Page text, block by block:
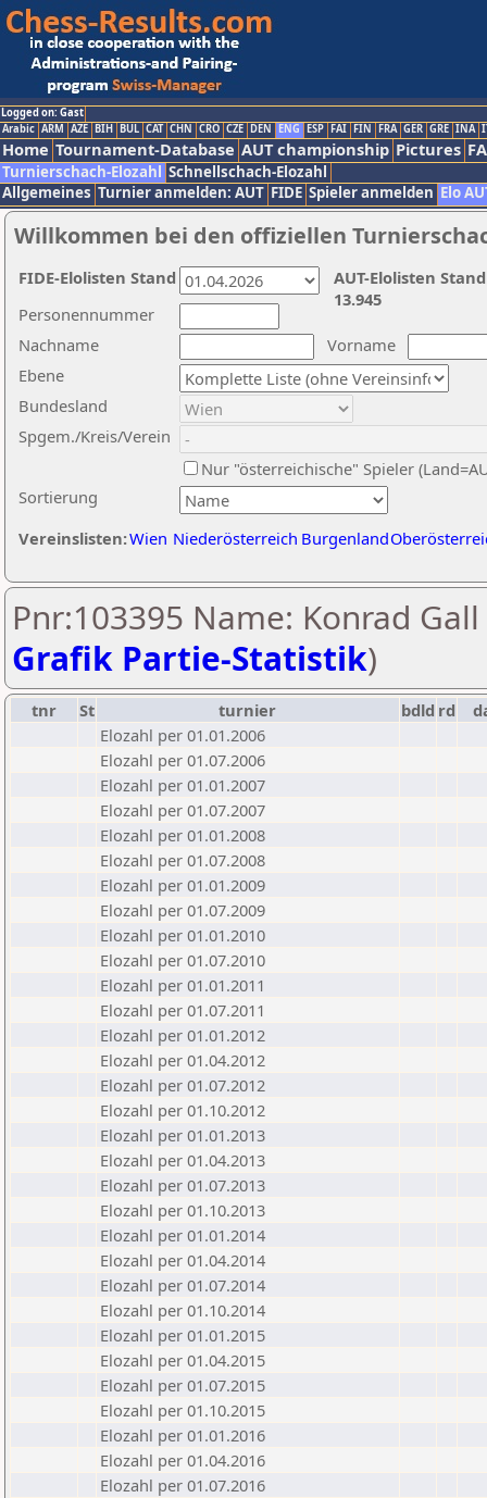
Logged on: Gast
Arabic ARM AZE BIH BUL CAT CHN CRO CZE DEN ENG ESP FAI FIN FRA GER GRE INA
Home Tournament-Database AUT championship Pictures
Turnierschach-Elozahl Schnellschach-Elozahl
Allgemeines Turnier anmelden: AUT FIDE Spieler anmelden Elo
Willkommen bei den offiziellen
Nachname
Vorname
Ebene
Sortierung
Personennummer
Bundesland
Spgem./Kreis/Verein
Nur "österreichische" Spieler
Vereinslisten:Wien Niederösterreich Burgenland
AUT-Elolisten
13.945
FIDE-Elolisten Stand
Pnr:103395 Name: Konrad Gall
Grafik Partie-Statistik)
tnr St turnier bdld rd
Elozahl per 01.01.2006
Elozahl per 01.07.2006
Elozahl per 01.01.2007
Elozahl per 01.07.2007
Elozahl per 01.01.2008
Elozahl per 01.07.2008
Elozahl per 01.01.2009
Elozahl per 01.07.2009
Elozahl per 01.01.2010
Elozahl per 01.07.2010
Elozahl per 01.01.2011
Elozahl per 01.07.2011
Elozahl per 01.01.2012
Elozahl per 01.04.2012
Elozahl per 01.07.2012
Elozahl per 01.10.2012
Elozahl per 01.01.2013
Elozahl per 01.04.2013
Elozahl per 01.07.2013
Elozahl per 01.10.2013
Elozahl per 01.01.2014
Elozahl per 01.04.2014
Elozahl per 01.07.2014
Elozahl per 01.10.2014
Elozahl per 01.01.2015
Elozahl per 01.04.2015
Elozahl per 01.07.2015
Elozahl per 01.10.2015
Elozahl per 01.01.2016
Elozahl per 01.04.2016
Elozahl per 01.07.2016